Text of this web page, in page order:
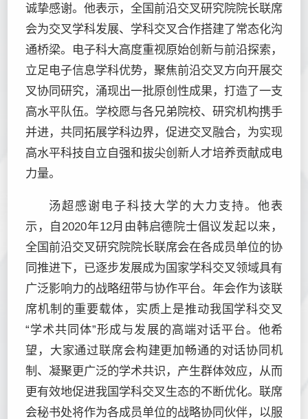
诚挚感谢。他表示，全国前沿交叉研究院院长联席
会为交叉学科发展、学科交叉合作搭建了常态化沟
通桥梁。电子科大高度重视原始创新与前沿探索，
立足电子信息学科优势，聚焦前沿交叉方向开展交
叉协同研究，涌现出一批原创性成果，打造了一支
高水平队伍。学校愿与各兄弟院校、研究机构携手
并进，共同拓展学科边界，促进交叉融合，为实现
高水平科技自立自强和拔尖创新人才培养贡献成电
力量。
汤超感谢电子科技大学的大力支持。他表
示，自2020年12月由韩启德院士倡议发起以来，
全国前沿交叉研究院院长联席会在各成员单位的协
同推进下，已逐步发展成为国家学科交叉领域具有
广泛影响力的战略纽带与协作平台。年会作为该联
席机制的重要载体，实质上是推动我国学科交叉
“学术共同体”形成与发展的高端对话平台。他希
望，大家通过联席会构建更加畅通的对话协同机
制、凝聚更广泛的学术共识，产生群体效应，从而
更有效地促进我国学科交叉生态的不断优化。联席
会秘书处将作为各成员单位的战略协同伙伴，以服